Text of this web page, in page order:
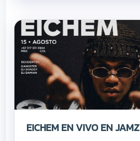
EICHEM EN VIVO EN JAMZ